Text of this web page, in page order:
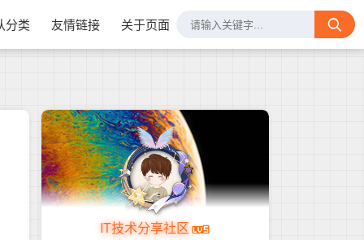
分类 友情链接 关于页面
IT技术分享社区